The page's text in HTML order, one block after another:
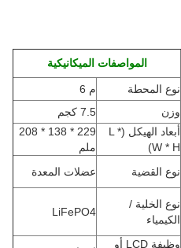
المواصفات الميكانيكية
نوع المحطة
م 6
وزن 7.5 كجم
أبعاد الهيكل (L *
W * H
)
229 * 138 * 208
ملم
نوع القضية عضلات المعدة
نوع الخلية /
الكيمياء
LiFePO4
وظيفة LCD أو